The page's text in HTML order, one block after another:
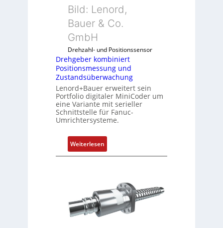
e
n
p
b
e
r
r
y
i
k
o
m
i
n
i
e
r
t
P
o
i
t
s
m
e
Bild: Lenord,
Bauer & Co.
GmbH
Drehzahl- und Positionssensor
Drehgeber kombiniert
Positionsmessung und
Zustandsüberwachung
Lenord+Bauer erweitert sein
Portfolio digitaler MiniCoder um
eine Variante mit serieller
Schnittstelle für Fanuc-
Umrichtersysteme.
Weiterlesen:
D
g
e
b